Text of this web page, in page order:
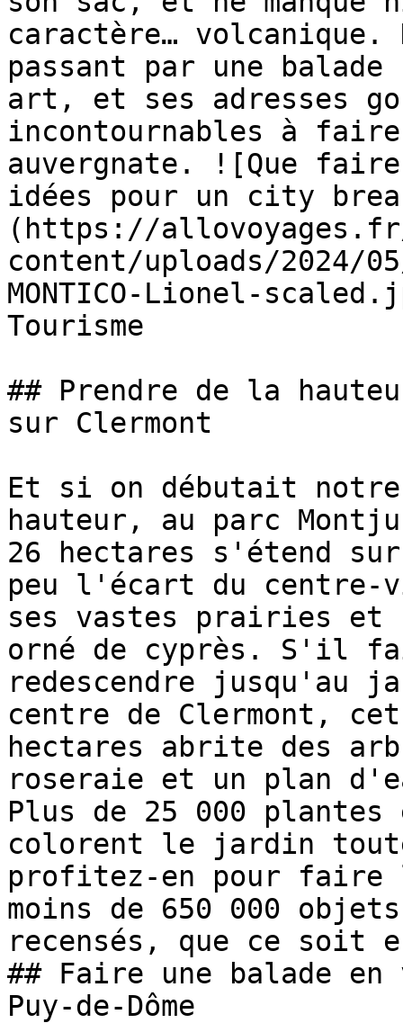
caractère… volcanique.
passant par une
art, et ses adresses
incontournables à
auvergnate. ![Que
idées pour un city
(https://
content/uploads/2024/
MONTICO-Lionel-
Tourisme
## Prendre de la
sur Clermont
Et si on débutait notre
hauteur, au parc
26 hectares s'étend
peu l'écart du centre-
ses vastes prairies et
orné de cyprès. S'il
redescendre jusqu'au
centre de Clermont,
hectares abrite des
roseraie et un plan
Plus de 25 000
colorent le jardin
profitez-en pour faire
moins de 650 000
recensés, que ce soit
## Faire une balade
Puy-de-Dôme